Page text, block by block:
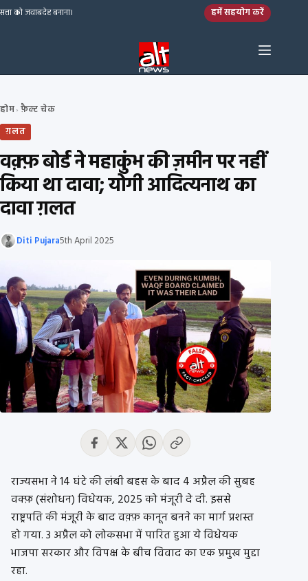
Skip to content
सत्ता को जवाबदेह बनाना। हमें सहयोग करें
होम› फ़ैक्ट चेक
ग़लत
वक़्फ़ बोर्ड ने महाकुंभ की ज़मीन पर नहीं
किया था दावा; योगी आदित्यनाथ का
दावा ग़लत
Diti Pujara5th April 2025
राज्यसभा ने 14 घंटे की लंबी बहस के बाद 4 अप्रैल की सुबह
वक्फ़ (संशोधन) विधेयक, 2025 को मंजूरी दे दी. इससे
राष्ट्रपति की मंजूरी के बाद वक़्फ़ कानून बनने का मार्ग प्रशस्त
हो गया. 3 अप्रैल को लोकसभा में पारित हुआ ये विधेयक
भाजपा सरकार और विपक्ष के बीच विवाद का एक प्रमुख मुद्दा
रहा.